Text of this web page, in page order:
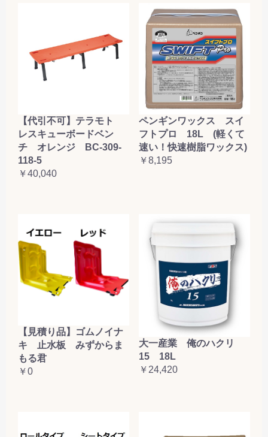
【代引不可】テラモト
レスキューボードベン
チ オレンジ BC-309-
118-5
￥40,040
ペンギンワックス スイ
フトプロ 18L (軽くて
速い！快速樹脂ワックス)
￥8,195
【見積り品】ゴムノイナ
キ 止水板 みずからま
もる君
￥0
大一産業 俺のハクリ
15 18L
￥24,420